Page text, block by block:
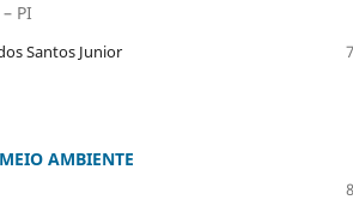
PI
Santos Junior
AMBIENTE